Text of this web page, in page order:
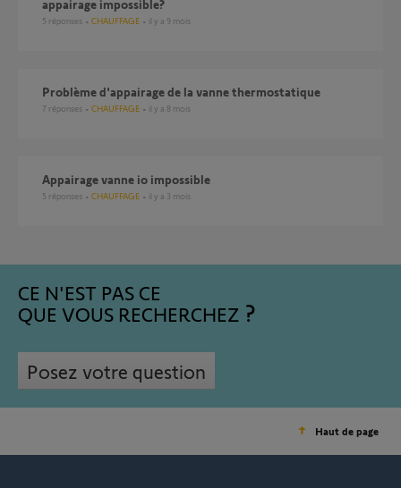
appairage impossible?
5 réponses CHAUFFAGE il y a 9 mois
Problème d'appairage de la vanne thermostatique
7 réponses CHAUFFAGE il y a 8 mois
appairage vanne io impossible
5 réponses CHAUFFAGE il y a 3 mois
CE N'EST PAS CE
QUE VOUS RECHERCHEZ
Posez votre question
Haut de page